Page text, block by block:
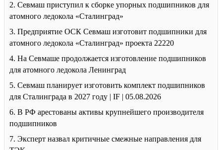
2. Севмаш приступил к сборке упорных подшипников для
атомного ледокола «Сталинград»
3. Предприятие ОСК Севмаш изготовит подшипники для
атомного ледокола «Сталинград» проекта 22220
4. На Севмаше продолжается изготовление подшипников
для атомного ледокола Ленинград
5. Севмаш планирует изготовить комплект подшипников
для Сталинграда в 2027 году | IF | 05.08.2026
6. В РФ арестованы активы крупнейшего производителя
подшипников
7. Эксперт назвал критичные смежные направления для